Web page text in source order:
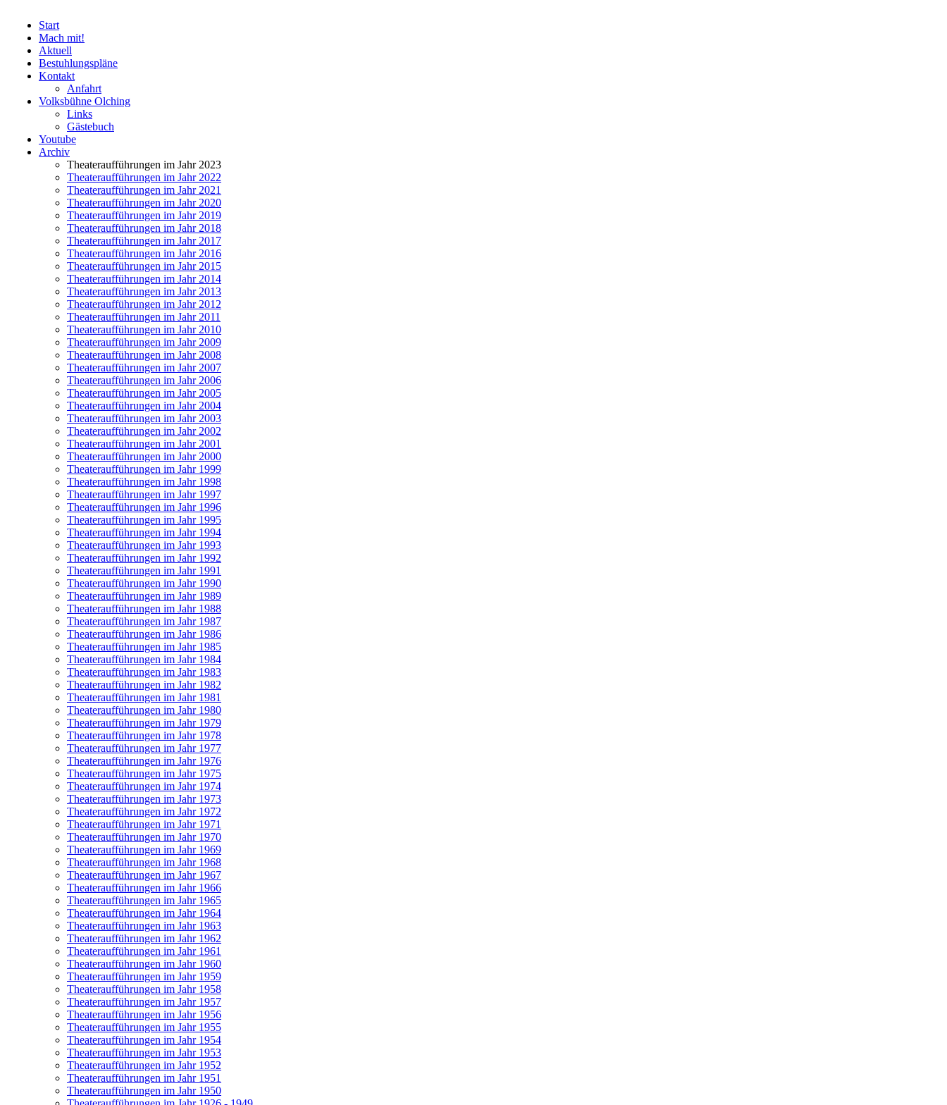
Start
Mach mit!
Aktuell
Bestuhlungspläne
Kontakt
Anfahrt
Volksbühne Olching
Links
Gästebuch
Youtube
Archiv
Theateraufführungen im Jahr 2023
Theateraufführungen im Jahr 2022
Theateraufführungen im Jahr 2021
Theateraufführungen im Jahr 2020
Theateraufführungen im Jahr 2019
Theateraufführungen im Jahr 2018
Theateraufführungen im Jahr 2017
Theateraufführungen im Jahr 2016
Theateraufführungen im Jahr 2015
Theateraufführungen im Jahr 2014
Theateraufführungen im Jahr 2013
Theateraufführungen im Jahr 2012
Theateraufführungen im Jahr 2011
Theateraufführungen im Jahr 2010
Theateraufführungen im Jahr 2009
Theateraufführungen im Jahr 2008
Theateraufführungen im Jahr 2007
Theateraufführungen im Jahr 2006
Theateraufführungen im Jahr 2005
Theateraufführungen im Jahr 2004
Theateraufführungen im Jahr 2003
Theateraufführungen im Jahr 2002
Theateraufführungen im Jahr 2001
Theateraufführungen im Jahr 2000
Theateraufführungen im Jahr 1999
Theateraufführungen im Jahr 1998
Theateraufführungen im Jahr 1997
Theateraufführungen im Jahr 1996
Theateraufführungen im Jahr 1995
Theateraufführungen im Jahr 1994
Theateraufführungen im Jahr 1993
Theateraufführungen im Jahr 1992
Theateraufführungen im Jahr 1991
Theateraufführungen im Jahr 1990
Theateraufführungen im Jahr 1989
Theateraufführungen im Jahr 1988
Theateraufführungen im Jahr 1987
Theateraufführungen im Jahr 1986
Theateraufführungen im Jahr 1985
Theateraufführungen im Jahr 1984
Theateraufführungen im Jahr 1983
Theateraufführungen im Jahr 1982
Theateraufführungen im Jahr 1981
Theateraufführungen im Jahr 1980
Theateraufführungen im Jahr 1979
Theateraufführungen im Jahr 1978
Theateraufführungen im Jahr 1977
Theateraufführungen im Jahr 1976
Theateraufführungen im Jahr 1975
Theateraufführungen im Jahr 1974
Theateraufführungen im Jahr 1973
Theateraufführungen im Jahr 1972
Theateraufführungen im Jahr 1971
Theateraufführungen im Jahr 1970
Theateraufführungen im Jahr 1969
Theateraufführungen im Jahr 1968
Theateraufführungen im Jahr 1967
Theateraufführungen im Jahr 1966
Theateraufführungen im Jahr 1965
Theateraufführungen im Jahr 1964
Theateraufführungen im Jahr 1963
Theateraufführungen im Jahr 1962
Theateraufführungen im Jahr 1961
Theateraufführungen im Jahr 1960
Theateraufführungen im Jahr 1959
Theateraufführungen im Jahr 1958
Theateraufführungen im Jahr 1957
Theateraufführungen im Jahr 1956
Theateraufführungen im Jahr 1955
Theateraufführungen im Jahr 1954
Theateraufführungen im Jahr 1953
Theateraufführungen im Jahr 1952
Theateraufführungen im Jahr 1951
Theateraufführungen im Jahr 1950